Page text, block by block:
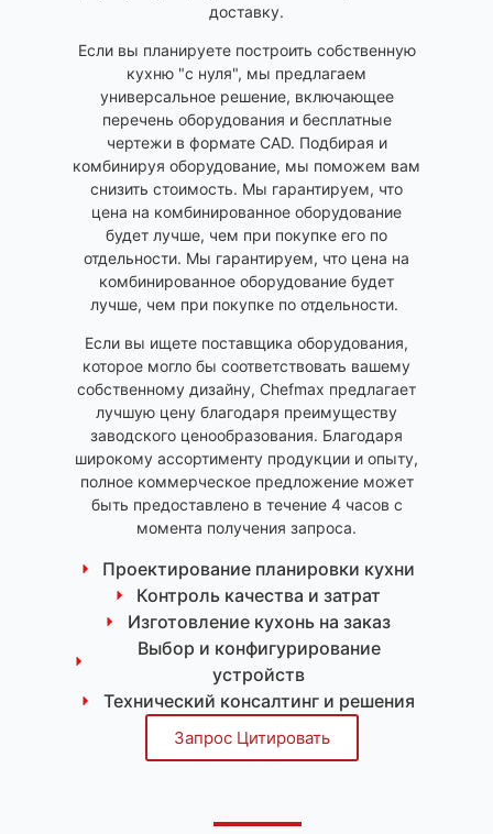
доставку.
Если вы планируете построить собственную
кухню "с нуля", мы предлагаем
универсальное решение, включающее
перечень оборудования и бесплатные
чертежи в формате CAD. Подбирая и
комбинируя оборудование, мы поможем вам
снизить стоимость. Мы гарантируем, что
цена на комбинированное оборудование
будет лучше, чем при покупке его по
отдельности. Мы гарантируем, что цена на
комбинированное оборудование будет
лучше, чем при покупке по отдельности.
Если вы ищете поставщика оборудования,
которое могло бы соответствовать вашему
собственному дизайну, Chefmax предлагает
лучшую цену благодаря преимуществу
заводского ценообразования. Благодаря
широкому ассортименту продукции и опыту,
полное коммерческое предложение может
быть предоставлено в течение 4 часов с
момента получения запроса.
Проектирование планировки кухни
Контроль качества и затрат
Изготовление кухонь на заказ
Выбор и конфигурирование
устройств
Технический консалтинг и решения
Запрос Цитировать